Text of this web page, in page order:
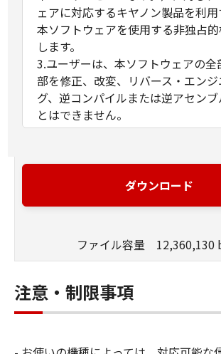
ェアに対応するキヤノン製品を利
本ソフトウェアを使用する非独占
します。
3.ユーザーは、本ソフトウェアの全
部を修正、改変、リバース・エン
グ、逆コンパイルまたは逆アセン
とはできません。
4.キヤノン、キヤノンマーケティン
ソフトウェアがユーザーの特定の
適当であること、もしくは有用であ
5.キヤノン、キヤノンマーケティン
ソフトウェアの使用に付随または関
る直接的または間接的な損失、損害
て、いかなる場合においても一切
ダウンロード
ファイル容量 12,360,130
注意・制限事項